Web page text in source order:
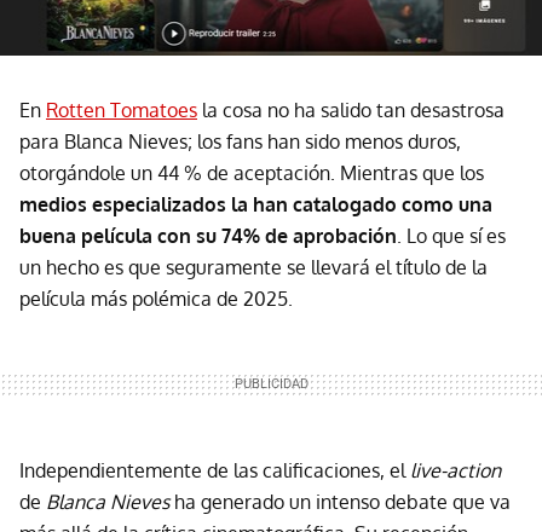
En Rotten Tomatoes la cosa no ha salido tan desastrosa
para Blanca Nieves; los fans han sido menos duros,
otorgándole un 44 % de aceptación. Mientras que los
medios especializados la han catalogado como una
buena película con su 74% de aprobación . Lo que sí es
un hecho es que seguramente se llevará el título de la
película más polémica de 2025.
Independientemente de las calificaciones, el live-action
de Blanca Nievesha generado un intenso debate que va